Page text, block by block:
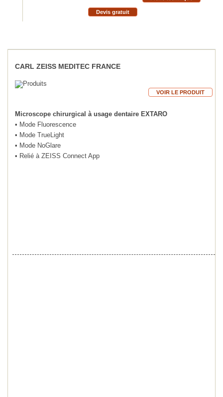
Devis gratuit
CARL ZEISS MEDITEC FRANCE
VOIR LE PRODUIT
Microscope chirurgical à usage dentaire EXTARO
• Mode Fluorescence
• Mode TrueLight
• Mode NoGlare
• Relié à ZEISS Connect App